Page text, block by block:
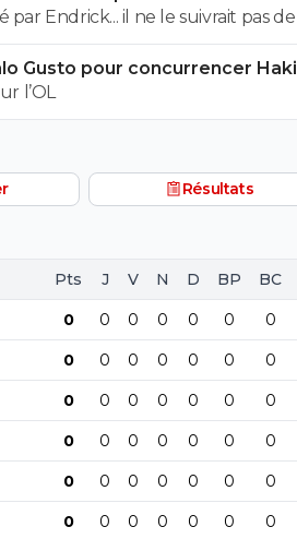
par Endrick... il ne le suivrait pas
Gusto pour concurrencer
l’OL
Résultats
Pts J V N D BP BC
0 0 0 0 0 0 0
0 0 0 0 0 0 0
0 0 0 0 0 0 0
0 0 0 0 0 0 0
0 0 0 0 0 0 0
0 0 0 0 0 0 0